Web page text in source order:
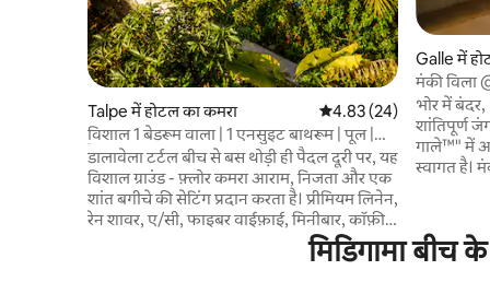
Talpe में होटल का कमरा औसत रेटिंग 5 में से 4.83, 24
4.83 (24)
विशाल 1 बेडरूम वाला | 1 एनसुइट बाथरूम | पूल |
टैल्प बीच
डालावेला टर्टल बीच से बस थोड़ी ही पैदल दूरी पर, यह
विशाल ग्राउंड - फ़्लोर कमरा आराम, निजता और एक
शांत बगीचे की सेटिंग प्रदान करता है। प्रीमियम लिनेन,
रेन शावर, ए/सी, फाइबर वाईफ़ाई, मिनीबार, कॉफ़ी
और चाय स्टेशन, डेस्क, आर्मचेयर और सोफ़े के साथ
एक निजी आँगन के साथ किंग साइज़ बेड का आनंद
Galle में
मंकी विला
भोर में
शांतिपूर्ण जंगल
गाले™" में
स्वागत है।
दोपहर के
लेआउट और
करती हैं।
मिडिगामा बीच